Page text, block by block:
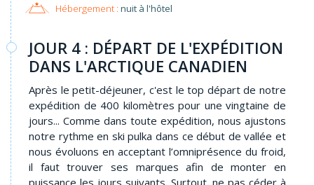
Hébergement : nuit à l'hôtel
JOUR 4 : DÉPART DE L'EXPÉDITION
DANS L'ARCTIQUE CANADIEN
Après le petit-déjeuner, c'est le top départ de notre
expédition de 400 kilomètres pour une vingtaine de
jours... Comme dans toute expédition, nous ajustons
notre rythme en ski pulka dans ce début de vallée et
nous évoluons en acceptant l’omniprésence du froid,
il faut trouver ses marques afin de monter en